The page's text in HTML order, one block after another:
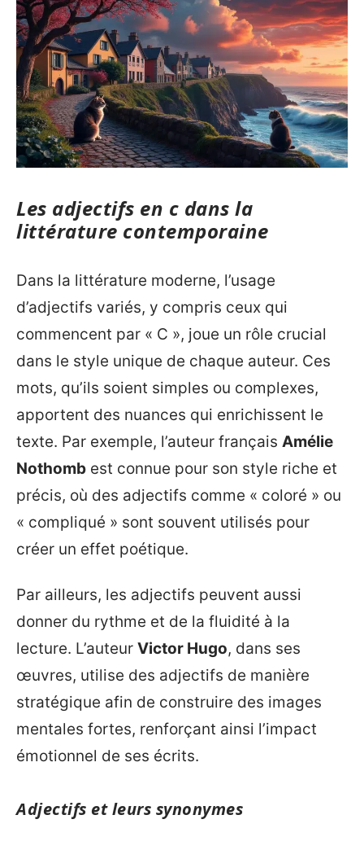
Les adjectifs en c dans la
littérature contemporaine
Dans la littérature moderne, l’usage
d’adjectifs variés, y compris ceux qui
commencent par « C », joue un rôle crucial
dans le style unique de chaque auteur. Ces
mots, qu’ils soient simples ou complexes,
apportent des nuances qui enrichissent le
texte. Par exemple, l’auteur français Amélie
Nothomb est connue pour son style riche et
précis, où des adjectifs comme « coloré » ou
« compliqué » sont souvent utilisés pour
créer un effet poétique.
Par ailleurs, les adjectifs peuvent aussi
donner du rythme et de la fluidité à la
lecture. L’auteur Victor Hugo, dans ses
œuvres, utilise des adjectifs de manière
stratégique afin de construire des images
mentales fortes, renforçant ainsi l’impact
émotionnel de ses écrits.
Adjectifs et leurs synonymes